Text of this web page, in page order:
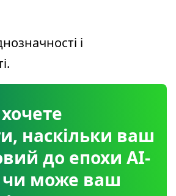
і
наскільки ваш
до епохи AI-
чи може ваш